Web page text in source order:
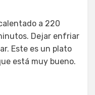
a 220
Dejar enfriar
Este es un plato
está muy bueno.